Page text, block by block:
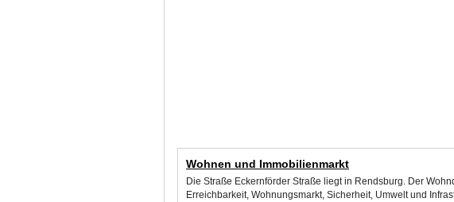
Wohnen und Immobilienmarkt
Die Straße Eckernförder Straße liegt in Rendsburg. Der
Erreichbarkeit, Wohnungsmarkt, Sicherheit, Umwelt und